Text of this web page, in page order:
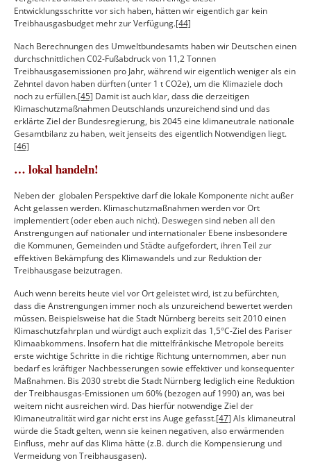
Entwicklungsschritte vor sich haben, hätten wir eigentlich gar kein
Treibhausgasbudget mehr zur Verfügung.[44]
Nach Berechnungen des Umweltbundesamts haben wir Deutschen einen
durchschnittlichen C02-Fußabdruck von 11,2 Tonnen
Treibhausgasemissionen pro Jahr, während wir eigentlich weniger als ein
Zehntel davon haben dürften (unter 1 t CO2e), um die Klimaziele doch
noch zu erfüllen.[45] Damit ist auch klar, dass die derzeitigen
Klimaschutzmaßnahmen Deutschlands unzureichend sind und das
erklärte Ziel der Bundesregierung, bis 2045 eine klimaneutrale nationale
Gesamtbilanz zu haben, weit jenseits des eigentlich Notwendigen liegt.
[46]
… lokal handeln!
Neben der globalen Perspektive darf die lokale Komponente nicht außer
Acht gelassen werden. Klimaschutzmaßnahmen werden vor Ort
implementiert (oder eben auch nicht). Deswegen sind neben all den
Anstrengungen auf nationaler und internationaler Ebene insbesondere
die Kommunen, Gemeinden und Städte aufgefordert, ihren Teil zur
effektiven Bekämpfung des Klimawandels und zur Reduktion der
Treibhausgase beizutragen.
Auch wenn bereits heute viel vor Ort geleistet wird, ist zu befürchten,
dass die Anstrengungen immer noch als unzureichend bewertet werden
müssen. Beispielsweise hat die Stadt Nürnberg bereits seit 2010 einen
Klimaschutzfahrplan und würdigt auch explizit das 1,5°C-Ziel des Pariser
Klimaabkommens. Insofern hat die mittelfränkische Metropole bereits
erste wichtige Schritte in die richtige Richtung unternommen, aber nun
bedarf es kräftiger Nachbesserungen sowie effektiver und konsequenter
Maßnahmen. Bis 2030 strebt die Stadt Nürnberg lediglich eine Reduktion
der Treibhausgas-Emissionen um 60% (bezogen auf 1990) an, was bei
weitem nicht ausreichen wird. Das hierfür notwendige Ziel der
Klimaneutralität wird gar nicht erst ins Auge gefasst.[47] Als klimaneutral
würde die Stadt gelten, wenn sie keinen negativen, also erwärmenden
Einfluss, mehr auf das Klima hätte (z.B. durch die Kompensierung und
Vermeidung von Treibhausgasen).